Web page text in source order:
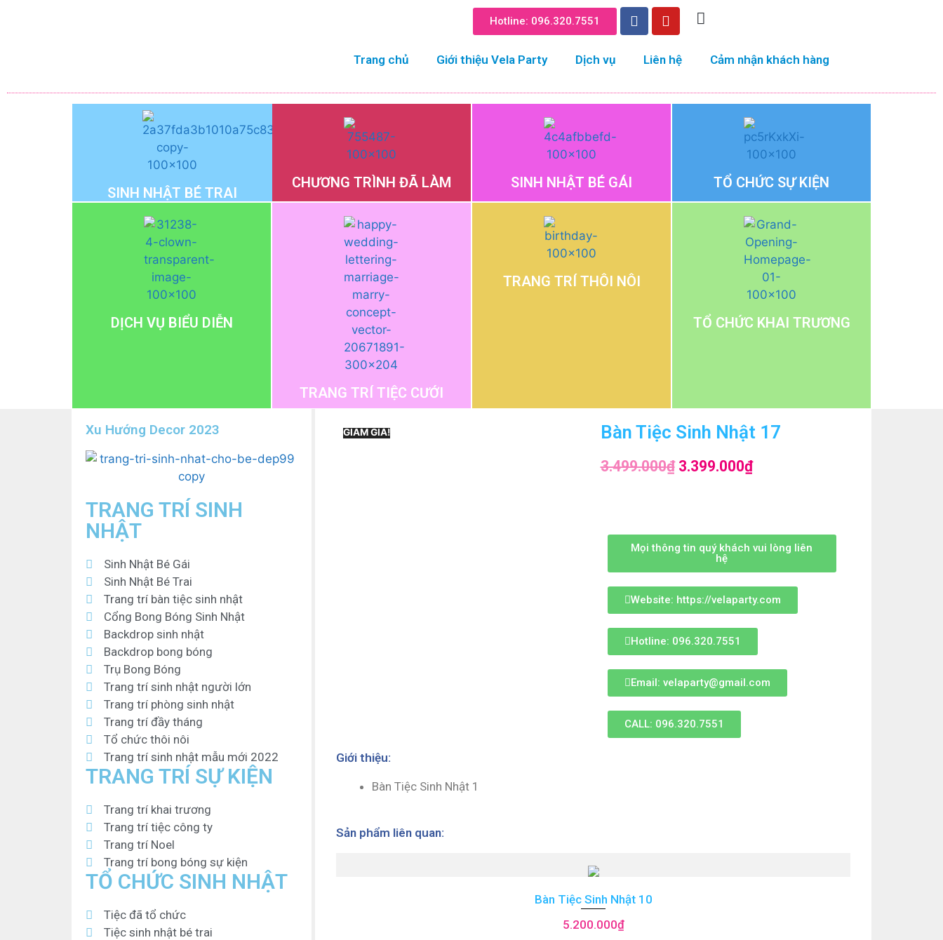
Hotline: 096.320.755​1
Trang chủ Giới thiệu Vela Party Dịch vụ Liên hệ Cảm nhận khách hàng
SINH NHẬT BÉ TRAI
CHƯƠNG TRÌNH ĐÃ LÀM SINH NHẬT BÉ GÁI TỔ CHỨC SỰ KIỆN
DỊCH VỤ BIỂU DIỄN
TRANG TRÍ TIỆC CƯỚI
TRANG TRÍ THÔI NÔI
TỔ CHỨC KHAI TRƯƠNG
Xu Hướng Decor 2023
TRANG TRÍ SINH
NHẬT
Sinh Nhật Bé Gái
Sinh Nhật Bé Trai
Trang trí bàn tiệc sinh nhật
Cổng Bong Bóng Sinh Nhật
Backdrop sinh nhật
Backdrop bong bóng
Trụ Bong Bóng
Trang trí sinh nhật người lớn
Trang trí phòng sinh nhật
Trang trí đầy tháng
Tổ chức thôi nôi
Trang trí sinh nhật mẫu mới 2022
TRANG TRÍ SỰ KIỆN
Trang trí khai trương
Trang trí tiệc công ty
Trang trí Noel
Trang trí bong bóng sự kiện
TỔ CHỨC SINH NHẬT
Tiệc đã tổ chức
Tiệc sinh nhật bé trai
GIẢM GIÁ! Bàn Tiệc Sinh Nhật 17
3.499.000₫ 3.399.000₫
Mọi thông tin quý khách vui lòng liên
hệ
Website: https://velaparty.com
Hotline: 096.320.7551
Email: velaparty@gmail.com
CALL: 096.320.7551
Giới thiệu:
Bàn Tiệc Sinh Nhật 1
Sản phẩm liên quan:
Bàn Tiệc Sinh Nhật 10
5.200.000₫